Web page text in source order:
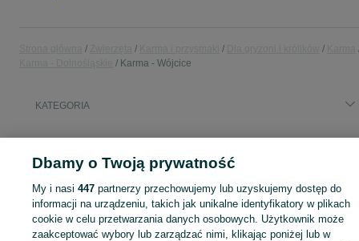
Karma - Wójcice
KATEGORIA
Mapa kategorii
Mapa miejscowości
Mapa ministron
Dbamy o Twoją prywatność
My i nasi447 partnerzy przechowujemy lub uzyskujemy dostęp do
informacji na urządzeniu, takich jak unikalne identyfikatory w plikach
cookie w celu przetwarzania danych osobowych. Użytkownik może
zaakceptować wybory lub zarządzać nimi, klikając poniżej lub w